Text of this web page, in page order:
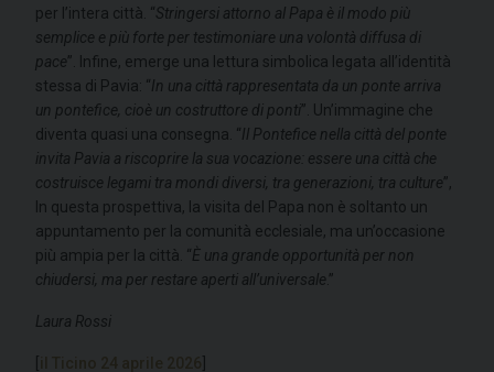
per l’intera città. “Stringersi attorno al Papa è il modo più
semplice e più forte per testimoniare una volontà diffusa di
pace”. Infine, emerge una lettura simbolica legata all’identità
stessa di Pavia: “In una città rappresentata da un ponte arriva
un pontefice, cioè un costruttore di ponti”. Un’immagine che
diventa quasi una consegna. “Il Pontefice nella città del ponte
invita Pavia a riscoprire la sua vocazione: essere una città che
costruisce legami tra mondi diversi, tra generazioni, tra culture”,
In questa prospettiva, la visita del Papa non è soltanto un
appuntamento per la comunità ecclesiale, ma un’occasione
più ampia per la città. “È una grande opportunità per non
chiudersi, ma per restare aperti all’universale .”
Laura Rossi